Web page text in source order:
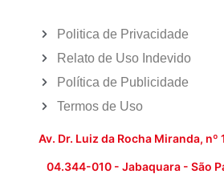
Politica de Privacidade
Relato de Uso Indevido
Política de Publicidade
Termos de Uso
Av. Dr. Luiz da Rocha Miranda, nº
04.344-010 - Jabaquara - São